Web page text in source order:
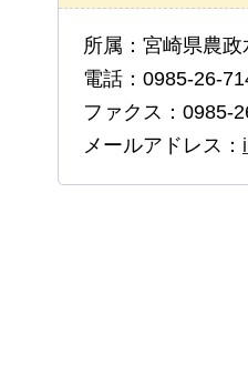
所属：宮崎県農
電話：0985-26-
ファクス：0985-
メールアドレス：